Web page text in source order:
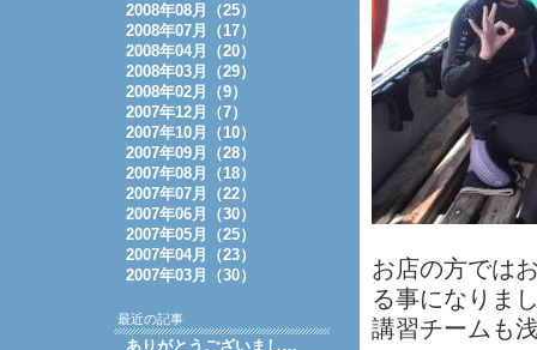
お店の方では
る事になりま
講習チームも
2008年08月（25）
2008年07月（17）
2008年04月（20）
2008年03月（29）
2008年02月（9）
2007年12月（7）
2007年10月（10）
2007年09月（28）
2007年08月（18）
2007年07月（22）
2007年06月（30）
2007年05月（25）
2007年04月（23）
2007年03月（30）
最近の記事
ありがとうございまし…